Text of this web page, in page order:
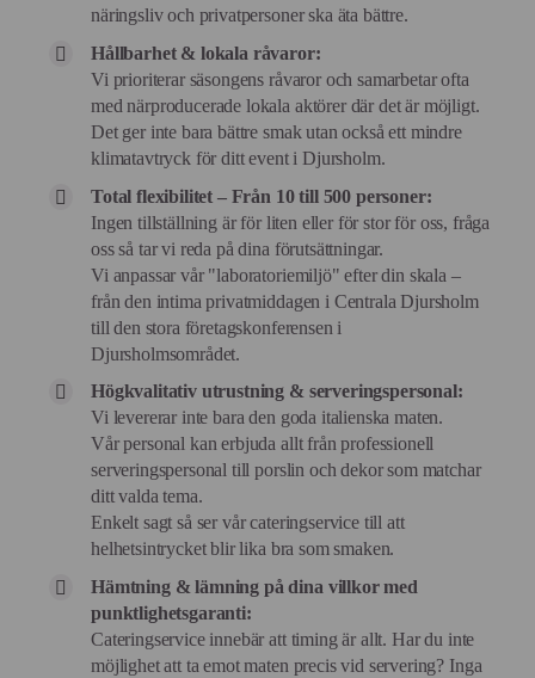
näringsliv och privatpersoner ska äta bättre.
Hållbarhet & lokala råvaror:
Vi prioriterar säsongens råvaror och samarbetar ofta
med närproducerade lokala aktörer där det är möjligt.
Det ger inte bara bättre smak utan också ett mindre
klimatavtryck för ditt event i Djursholm.
Total flexibilitet – Från 10 till 500 personer:
Ingen tillställning är för liten eller för stor för oss, fråga
oss så tar vi reda på dina förutsättningar.
Vi anpassar vår "laboratoriemiljö" efter din skala –
från den intima privatmiddagen i Centrala Djursholm
till den stora företagskonferensen i
Djursholmsområdet.
Högkvalitativ utrustning & serveringspersonal:
Vi levererar inte bara den goda italienska maten.
Vår personal kan erbjuda allt från professionell
serveringspersonal till porslin och dekor som matchar
ditt valda tema.
Enkelt sagt så ser vår cateringservice till att
helhetsintrycket blir lika bra som smaken.
Hämtning & lämning på dina villkor med
punktlighetsgaranti:
Cateringservice innebär att timing är allt. Har du inte
möjlighet att ta emot maten precis vid servering? Inga